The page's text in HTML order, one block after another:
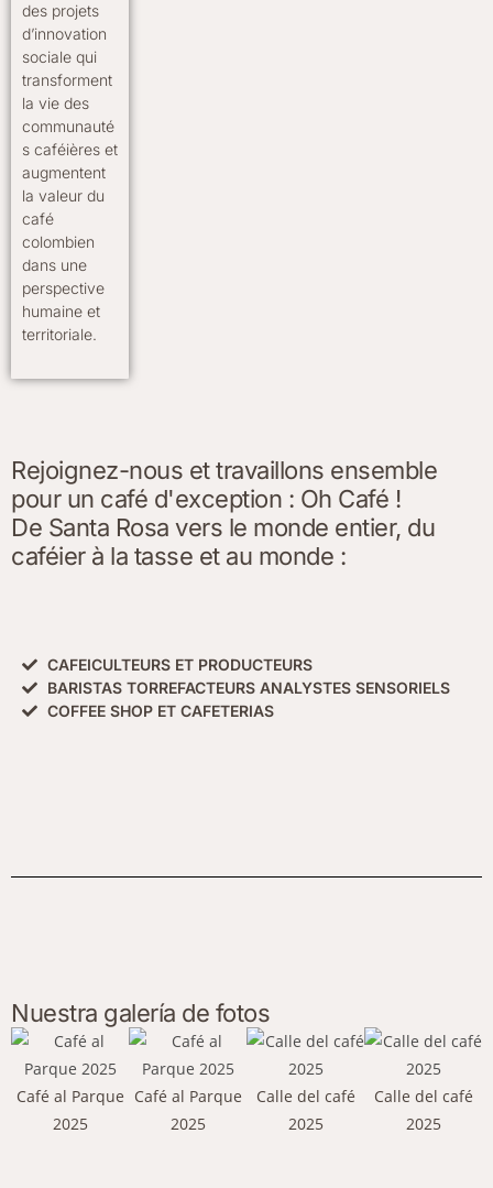
des projets
d’innovation
sociale qui
transforment
la vie des
communauté
s caféières et
augmentent
la valeur du
café
colombien
dans une
perspective
humaine et
territoriale.
Rejoignez-nous et travaillons ensemble
pour un café d'exception : Oh Café !
De Santa Rosa vers le monde entier, du
caféier à la tasse et au monde :
CAFEICULTEURS ET PRODUCTEURS
BARISTAS TORREFACTEURS ANALYSTES SENSORIELS
COFFEE SHOP ET CAFETERIAS
Nuestra galería de fotos
Café al Parque
2025
Café al Parque
2025
Calle del café
2025
Calle del café
2025